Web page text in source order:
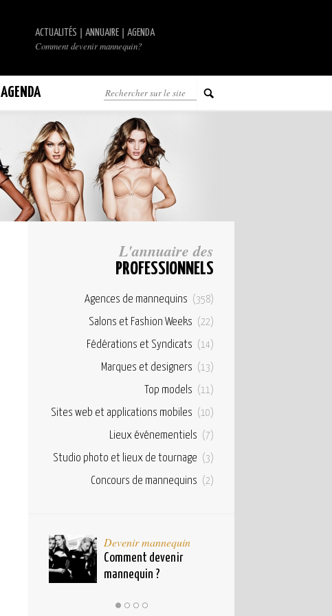
ACTUALITÉS ANNUAIRE AGENDA
Comment devenir mannequin?
AGENDA
L'annuaire des
PROFESSIONNELS
Agences de mannequins (358)
Salons et Fashion Weeks (22)
Fédérations et Syndicats (14)
Marques et designers (13)
Top models (11)
Sites web et applications mobiles (10)
Lieux événementiels (7)
Studio photo et lieux de tournage (3)
Concours de mannequins (2)
Devenir mannequin
Comment devenir
mannequin ?